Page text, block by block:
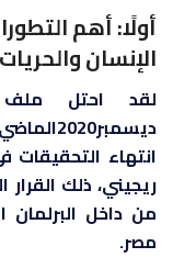
أولًا: أهم
الإنسان
لقد احتل ملف
انتهاء
ريجيني، ذلك
من داخل
مصر.